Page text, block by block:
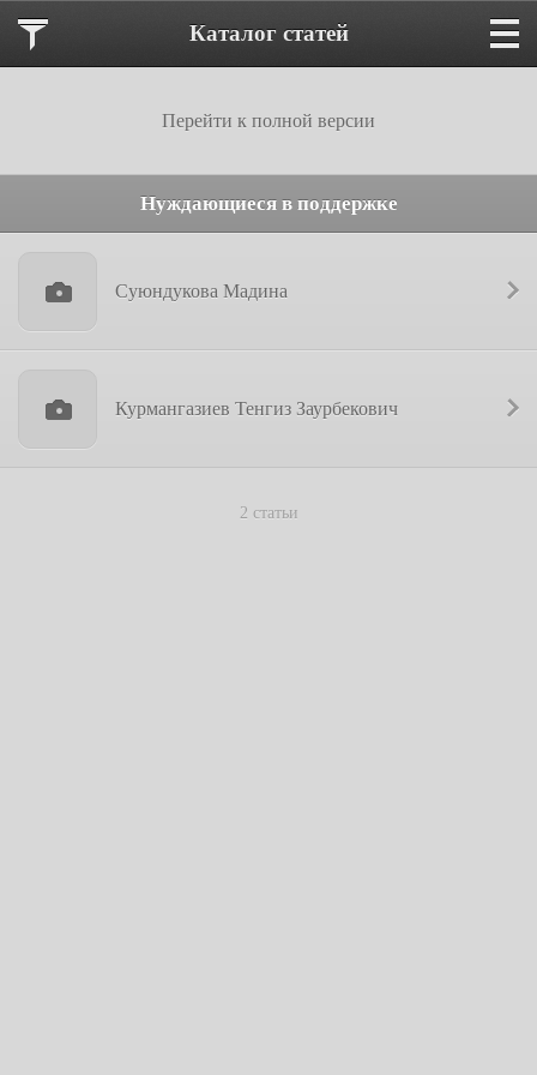
Каталог статей
Перейти к полной версии
Нуждающиеся в поддержке
Суюндукова Мадина
Курмангазиев Тенгиз Заурбекович
2 статьи